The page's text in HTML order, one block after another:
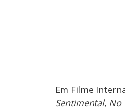
Em Filme
Sentimental, No